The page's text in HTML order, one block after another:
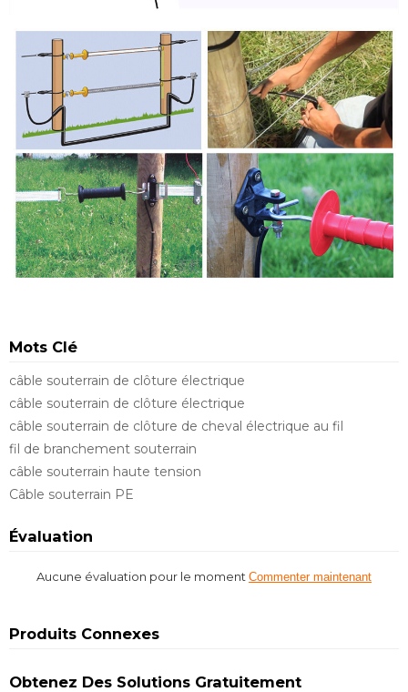
Mots Clé
câble souterrain de clôture électrique
câble souterrain de clôture électrique
câble souterrain de clôture de cheval électrique au fil
fil de branchement souterrain
câble souterrain haute tension
Câble souterrain PE
Évaluation
Aucune évaluation pour le moment Commenter maintenant
Produits Connexes
Obtenez Des Solutions Gratuitement